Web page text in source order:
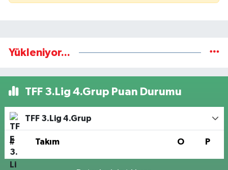
Yükleniyor...
TFF 3.Lig 4.Grup Puan Durumu
TFF 3.Lig 4.Grup
# Takım O P